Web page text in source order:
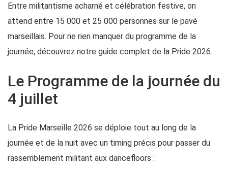
Entre militantisme acharné et célébration festive, on
attend entre 15 000 et 25 000 personnes sur le pavé
marseillais. Pour ne rien manquer du programme de la
journée, découvrez notre guide complet de la Pride 2026.
Le Programme de la journée du
4 juillet
La Pride Marseille 2026 se déploie tout au long de la
journée et de la nuit avec un timing précis pour passer du
rassemblement militant aux dancefloors :